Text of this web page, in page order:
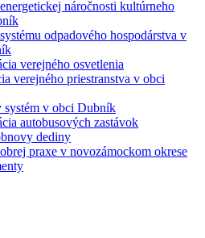
náročnosti kultúrneho
odpadového hospodárstva v
verejného osvetlenia
verejného priestranstva v obci
systém v obci Dubník
autobusových zastávok
dediny
praxe v novozámockom okrese